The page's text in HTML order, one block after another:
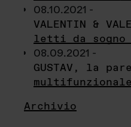
08.10.2021 -
VALENTIN &
letti da sogno
08.09.2021 -
GUSTAV, la
Archivio